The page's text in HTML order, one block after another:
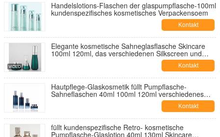
Handelslotions-Flaschen der glaspumpflasche-100ml
kundenspezifisches kosmetisches Verpackensoem
Kontakt
Elegante kosmetische Sahneglasflasche Skincare
100ml 120ml, das verschiedenen Silkscreen und
Kontakt
Hautpflege-Glaskosmetik füllt Pumpflasche-
Sahneflaschen 40ml 100ml 120ml verschiedenes
Kontakt
füllt kundenspezifische Retro- kosmetische
Pumpflasche-Glaslotion 40ml 130ml Skincare